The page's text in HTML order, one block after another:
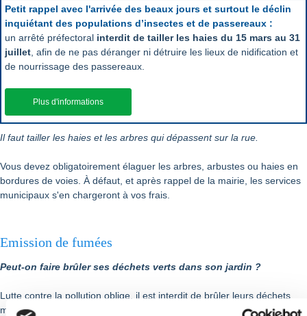
Petit rappel avec l'arrivée des beaux jours et surtout le déclin
inquiétant des populations d’insectes et de passereaux :
un arrêté préfectoral interdit de tailler les haies du 15 mars au 31
juillet , afin de ne pas déranger ni détruire les lieux de nidification et
de nourrissage des passereaux.
Plus d'informations
Il faut tailler les haies et les arbres qui dépassent sur la rue.
Vous devez obligatoirement élaguer les arbres, arbustes ou haies en
bordures de voies. À défaut, et après rappel de la mairie, les services
municipaux s'en chargeront à vos frais.
Emission de fumées
Peut-on faire brûler ses déchets verts dans son jardin ?
Lutte contre la pollution oblige, il est interdit de brûler leurs déchets
ménagers à l'air libre. Les déchets dits "verts" produits par les